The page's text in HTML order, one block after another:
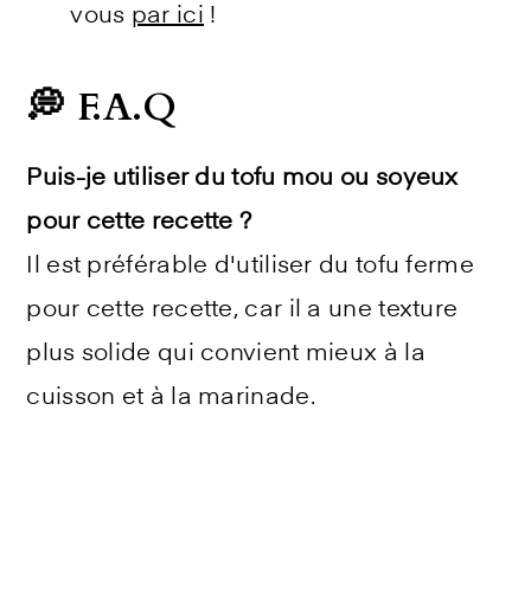
vous par ici !
💭 F.A.Q
Puis-je utiliser du tofu mou ou soyeux
pour cette recette ?
Il est préférable d'utiliser du tofu ferme
pour cette recette, car il a une texture
plus solide qui convient mieux à la
cuisson et à la marinade.